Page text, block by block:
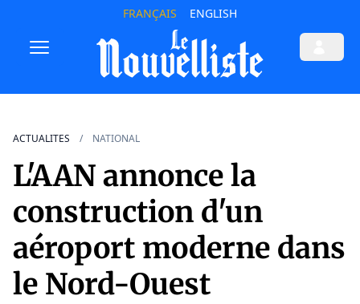
FRANÇAIS ENGLISH
ACTUALITES NATIONAL
L'AAN annonce la
construction d'un
aéroport moderne dans
le Nord-Ouest